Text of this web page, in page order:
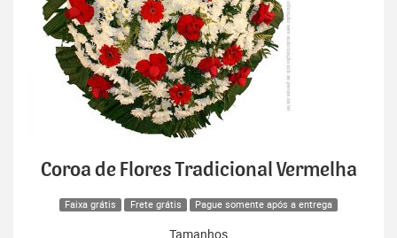
Coroa de Flores Tradicional Vermelha
Faixa grátis Frete grátis Pague somente após a entrega
Tamanhos